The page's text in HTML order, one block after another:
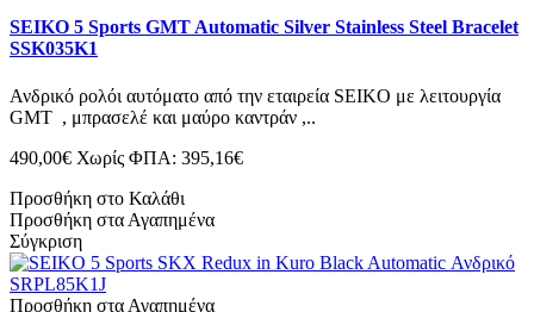
SEIKO 5 Sports GMT Automatic Silver Stainless Steel Bracelet
SSK035K1
Ανδρικό ρολόι αυτόματο από την εταιρεία SEIKO με λειτουργία
GMT , μπρασελέ και μαύρο καντράν ,..
490,00€ Χωρίς ΦΠΑ: 395,16€
Προσθήκη στο Καλάθι
Προσθήκη στα Αγαπημένα
Σύγκριση
Προσθήκη στα Αγαπημένα